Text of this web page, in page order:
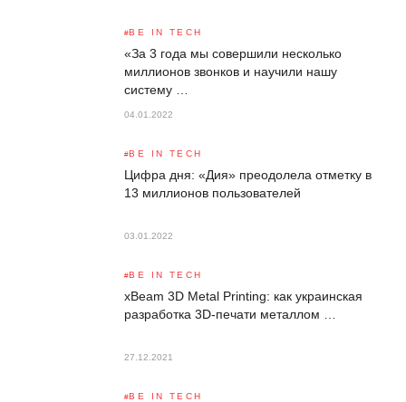
BE IN TECH
«За 3 года мы совершили несколько
миллионов звонков и научили нашу
систему …
04.01.2022
BE IN TECH
Цифра дня: «Дия» преодолела отметку в
13 миллионов пользователей
03.01.2022
BE IN TECH
xBeam 3D Metal Printing: как украинская
разработка 3D-печати металлом …
27.12.2021
BE IN TECH